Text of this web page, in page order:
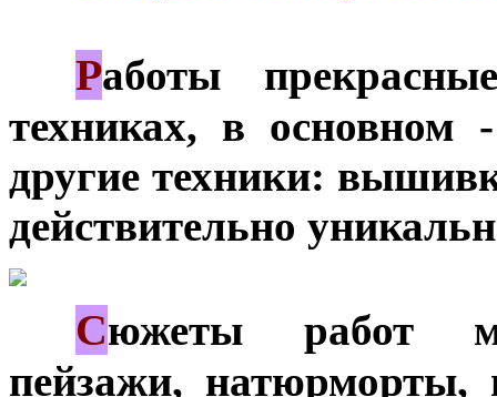
Работы
техниках, в
другие техники:
действительно
Сюжеты работ
пейзажи, натюрморты,